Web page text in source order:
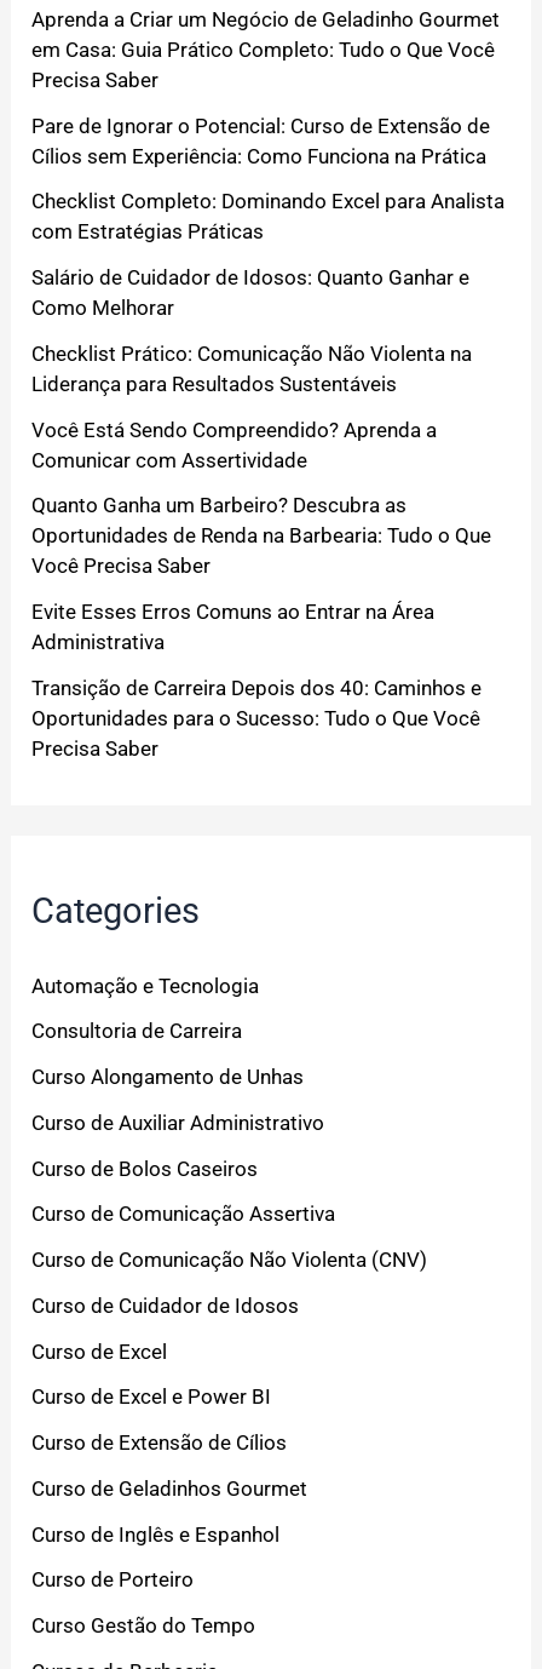
Aprenda a Criar um Negócio de Geladinho Gourmet
em Casa: Guia Prático Completo: Tudo o Que Você
Precisa Saber
Pare de Ignorar o Potencial: Curso de Extensão de
Cílios sem Experiência: Como Funciona na Prática
Checklist Completo: Dominando Excel para Analista
com Estratégias Práticas
Salário de Cuidador de Idosos: Quanto Ganhar e
Como Melhorar
Checklist Prático: Comunicação Não Violenta na
Liderança para Resultados Sustentáveis
Você Está Sendo Compreendido? Aprenda a
Comunicar com Assertividade
Quanto Ganha um Barbeiro? Descubra as
Oportunidades de Renda na Barbearia: Tudo o Que
Você Precisa Saber
Evite Esses Erros Comuns ao Entrar na Área
Administrativa
Transição de Carreira Depois dos 40: Caminhos e
Oportunidades para o Sucesso: Tudo o Que Você
Precisa Saber
Categories
Automação e Tecnologia
Consultoria de Carreira
Curso Alongamento de Unhas
Curso de Auxiliar Administrativo
Curso de Bolos Caseiros
Curso de Comunicação Assertiva
Curso de Comunicação Não Violenta (CNV)
Curso de Cuidador de Idosos
Curso de Excel
Curso de Excel e Power BI
Curso de Extensão de Cílios
Curso de Geladinhos Gourmet
Curso de Inglês e Espanhol
Curso de Porteiro
Curso Gestão do Tempo